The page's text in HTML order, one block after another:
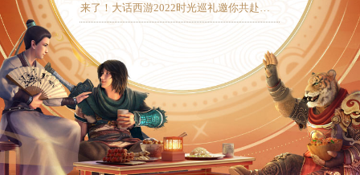
来了！大话西游2022时光巡礼邀你共赴兄弟家宴！